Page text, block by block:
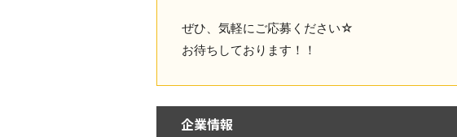
ぜひ、気軽にご応募ください☆
お待ちしております！！
企業情報